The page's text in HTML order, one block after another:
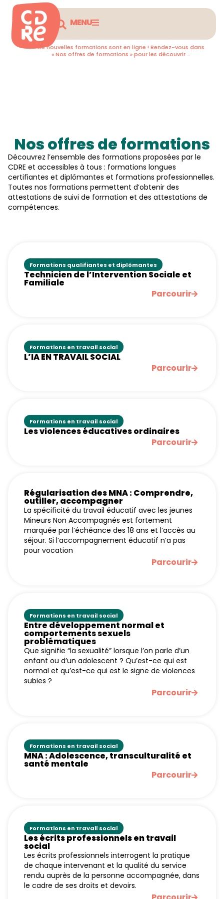
MENU
De nouvelles formations sont en ligne ! Rendez-vous dans
« Nos offres de formations » pour les découvrir …
Nos offres de formations
Découvrez l’ensemble des formations proposées par le
CDRE et accessibles à tous : formations longues
certifiantes et diplômantes et formations professionnelles.
Toutes nos formations permettent d’obtenir des
attestations de suivi de formation et des attestations de
compétences.
Formations qualifiantes et diplômantes
Technicien de l’Intervention Sociale et
Familiale
Parcourir
Formations en travail social
L’IA EN TRAVAIL SOCIAL
Parcourir
Formations en travail social
Les violences éducatives ordinaires
Parcourir
Régularisation des MNA : Comprendre,
outiller, accompagner
La spécificité du travail éducatif avec les jeunes
Mineurs Non Accompagnés est fortement
marquée par l’échéance des 18 ans et l’accès au
séjour. Si l’accompagnement éducatif n’a pas
pour vocation
Parcourir
Formations en travail social
Entre développement normal et
comportements sexuels
problématiques
Que signifie “la sexualité” lorsque l’on parle d’un
enfant ou d’un adolescent ? Qu’est-ce qui est
normal et qu’est-ce qui est le signe de violences
subies ?
Parcourir
Formations en travail social
MNA : Adolescence, transculturalité et
santé mentale
Parcourir
Formations en travail social
Les écrits professionnels en travail
social
Les écrits professionnels interrogent la pratique
de chaque intervenant et la qualité du service
rendu auprès de la personne accompagnée, dans
le cadre de ses droits et devoirs.